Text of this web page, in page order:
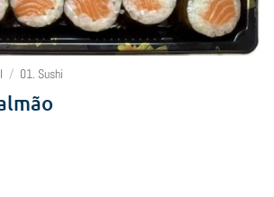
/ 01. Sushi